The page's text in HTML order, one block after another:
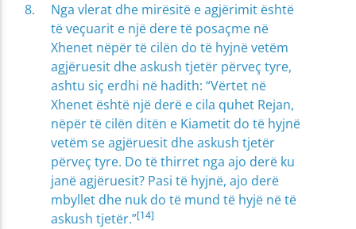
Nga vlerat dhe mirësitë e agjërimit është
të veçuarit e një dere të posaçme në
Xhenet nëpër të cilën do të hyjnë vetëm
agjëruesit dhe askush tjetër përveç tyre,
ashtu siç erdhi në hadith: “Vërtet në
Xhenet është një derë e cila quhet Rejan,
nëpër të cilën ditën e Kiametit do të hyjnë
vetëm se agjëruesit dhe askush tjetër
përveç tyre. Do të thirret nga ajo derë ku
janë agjëruesit? Pasi të hyjnë, ajo derë
mbyllet dhe nuk do të mund të hyjë në të
askush tjetër.”[14]